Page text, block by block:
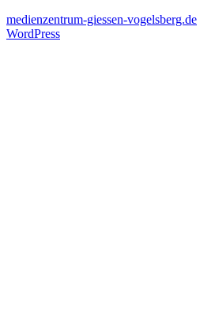
medienzentrum-giessen-vogelsberg.de
WordPress